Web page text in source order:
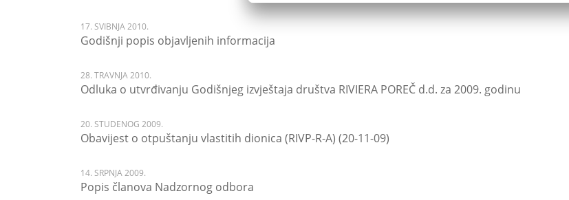
17. SVIBNJA 2010.
Godišnji popis objavljenih informacija
28. TRAVNJA 2010.
Odluka o utvrđivanju Godišnjeg izvještaja društva RIVIERA POREČ d.d. za 2009. godinu
20. STUDENOG 2009.
Obavijest o otpuštanju vlastitih dionica (RIVP-R-A) (20-11-09)
14. SRPNJA 2009.
Popis članova Nadzornog odbora